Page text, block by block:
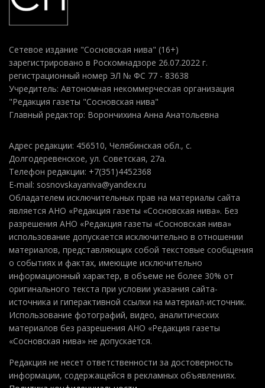
Сетевое издание "Сосновская нива" (16+)
зарегистрировано в Роскомнадзоре 26.07.2022 г.
регистрационный номер ЭЛ № ФС 77 - 83638
Учредитель: Автономная некоммерческая организация
"Редакция газеты "Сосновская нива"
Главный редактор: Ворончихина Анна Анатольевна
Адрес редакции: 456510, Челябинская обл., с.
Долгодеревенское, ул. Советская, 27а.
Телефон редакции: +7(351)4452368
E-mail: sosnovskayaniva@yandex.ru
Обладателем исключительных прав на материалы сайта
является АНО «Редакция газеты «Сосновская нива». Без
разрешения АНО «Редакция газеты «Сосновская нива»
использование допускается исключительно в отношении
материалов, представляющих собой текстовые сообщения
о событиях и фактах, имеющие исключительно
информационный характер, в объеме не более 30% от
оригинального текста при условии указания сайта-
источника и гиперактивной ссылки на материал-источник.
Использование фотографий, видео, аналитических
материалов без разрешения АНО «Редакция газеты
«Сосновская нива» не допускается.
Редакция не несет ответственности за достоверность
информации, содержащейся в рекламных объявлениях.